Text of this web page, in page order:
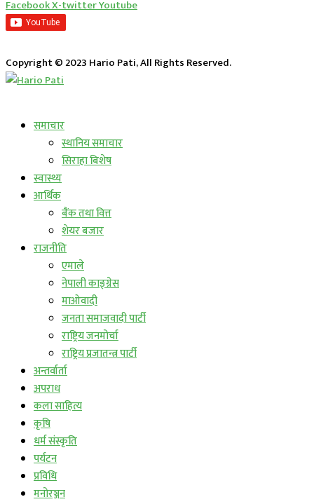
FacebookX-twitterYoutube
Copyright © 2023 Hario Pati, All Rights Reserved.
समाचार
स्थानिय समाचार
सिराहा बिशेष
स्वास्थ्य
आर्थिक
बैंक तथा वित्त
शेयर बजार
राजनीति
एमाले
नेपाली काङ्ग्रेस
माओवादी
जनता समाजवादी पार्टी
राष्ट्रिय जनमोर्चा
राष्ट्रिय प्रजातन्त्र पार्टी
अन्तर्वार्ता
अपराध
कला साहित्य
कृषि
धर्म संस्कृति
पर्यटन
प्रविधि
मनोरञ्जन